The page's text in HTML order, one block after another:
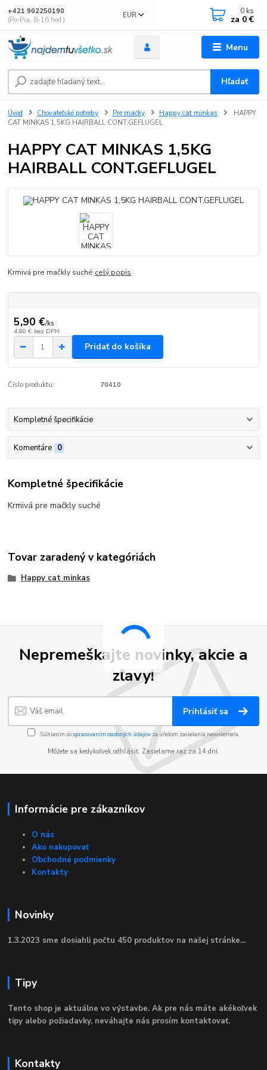
Menu
EUR
Hľadať
+421 902250190
(Po-Pia, 8-16 hod.)
0 ks
za 0 €
Úvod Chovateľské potreby Pre mačky Happy cat minkas
HAPPY
CAT MINKAS 1,5KG HAIRBALL CONT.GEFLUGEL
HAPPY CAT MINKAS 1,5KG
HAIRBALL CONT.GEFLUGEL
Krmivá pre mačkly suché celý popis
5,90 €/ks
4,80 € bez DPH
Pridať do košíka
Číslo produktu: 70410
Kompletné špecifikácie
Komentáre 0
Kompletné špecifikácie
Krmivá pre mačkly suché
Tovar zaradený v kategóriách
Happy cat minkas
Nepremeškajte novinky, akcie a
zľavy!
Prihlásiť sa
Súhlasím sospracovaním osobných údajov za účelom zasielania newslettera.
Môžete sa kedykoľvek odhlásiť. Zasielame raz za 14 dní.
Informácie pre zákazníkov
O nás
Ako nakupovať
Obchodné podmienky
Kontakty
Novinky
1.3.2023 sme dosiahli počtu 450 produktov na našej stránke...
Tipy
Tento shop je aktuálne vo výstavbe. Ak pre nás máte akékoľvek
tipy alebo požiadavky, neváhajte nás prosím kontaktovať.
Kontakty